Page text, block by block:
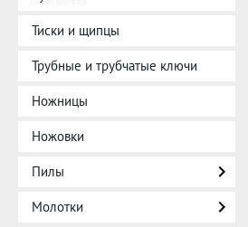
Тиски и щипцы
Трубные и трубчатые ключи
Ножницы
Ножовки
Пилы
Молотки